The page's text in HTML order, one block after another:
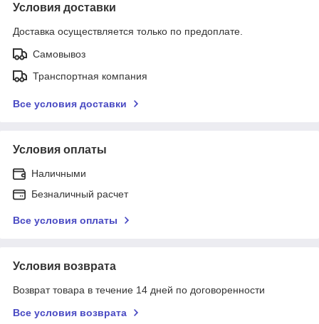
Условия доставки
Доставка осуществляется только по предоплате.
Самовывоз
Транспортная компания
Все условия доставки
Условия оплаты
Наличными
Безналичный расчет
Все условия оплаты
Условия возврата
Возврат товара в течение 14 дней по договоренности
Все условия возврата